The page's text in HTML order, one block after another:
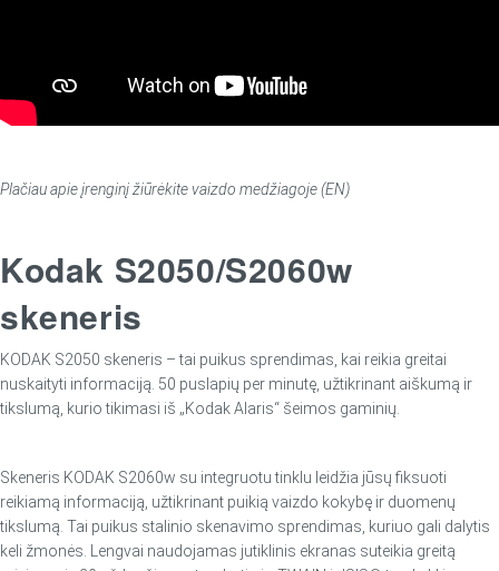
Plačiau apie įrenginį žiūrėkite vaizdo medžiagoje (EN)
Kodak S2050/S2060w
skeneris
KODAK S2050 skeneris – tai puikus sprendimas, kai reikia greitai
nuskaityti informaciją. 50 puslapių per minutę, užtikrinant aiškumą ir
tikslumą, kurio tikimasi iš „Kodak Alaris“ šeimos gaminių.
Skeneris KODAK S2060w su integruotu tinklu leidžia jūsų fiksuoti
reikiamą informaciją, užtikrinant puikią vaizdo kokybę ir duomenų
tikslumą. Tai puikus stalinio skenavimo sprendimas, kuriuo gali dalytis
keli žmonės. Lengvai naudojamas jutiklinis ekranas suteikia greitą